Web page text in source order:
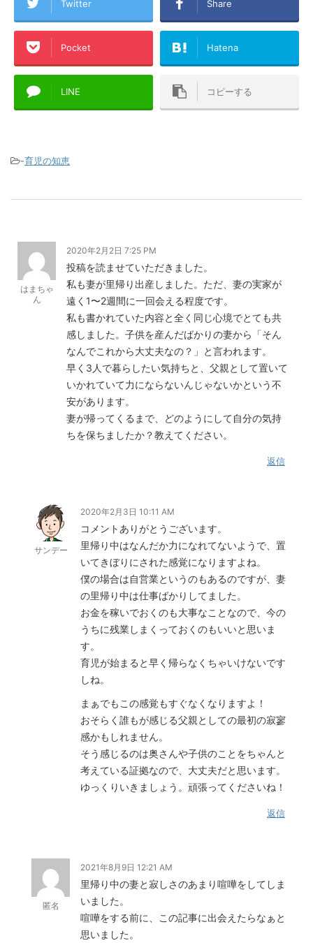
Twitter Share
Pocket Hatena
LINE コピーする
-育児の知恵
はまちゃ
ん
2020年2月2日 7:25 PM
投稿を読ませていただきました。
私も妻が里帰り出産しました。ただ、妻の実家が
遠く1〜2週間に一回会える程度です。
私も書かれていた内容と全く同じ心境でとても共
感しました。子供を産んだばかりの妻から「そん
なんでこれから大丈夫なの？」と言われます。
早く3人で暮らしたい気持ちと、父親として置いて
いかれていて力にならないんじゃないかという不
安があります。
妻が帰ってくるまで、どのようにして自分の気持
ちを保ちましたか？教えてください。
返信
サンデー
2020年2月3日 10:11 AM
コメントありがとうございます。
里帰り中はなんだか力になれてないようで、置
いてきぼりにされた感覚になりますよね。
僕の場合は自営業というのもあるのですが、妻
の里帰り中は仕事ばかりしてました。
お金を稼いでおくのも大事なことなので、今の
うちに残業しまくっておくのもいいと思いま
す。
育児が始まると早く帰らなくちゃいけないです
しね。
まぁでもこの感覚もすぐなくなりますよ！
おそらく誰もが感じる父親としての最初の寂寥
感かもしれません。
そう感じるのは奥さんや子供のことをちゃんと
考えている証拠なので、大丈夫だと思います。
ゆっくりいきましょう。頑張ってくださいね！
返信
匿名
2021年8月9日 12:21 AM
里帰り中の妻と寂しさのあまり喧嘩をしてしま
いました。
喧嘩をする前に、この記事に出会えたらなぁと
思いました。